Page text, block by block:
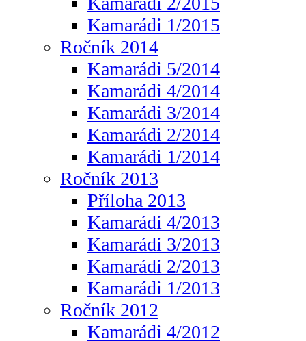
Kamarádi 1/2015
Ročník 2014
Kamarádi 5/2014
Kamarádi 4/2014
Kamarádi 3/2014
Kamarádi 2/2014
Kamarádi 1/2014
Ročník 2013
Příloha 2013
Kamarádi 4/2013
Kamarádi 3/2013
Kamarádi 2/2013
Kamarádi 1/2013
Ročník 2012
Kamarádi 4/2012